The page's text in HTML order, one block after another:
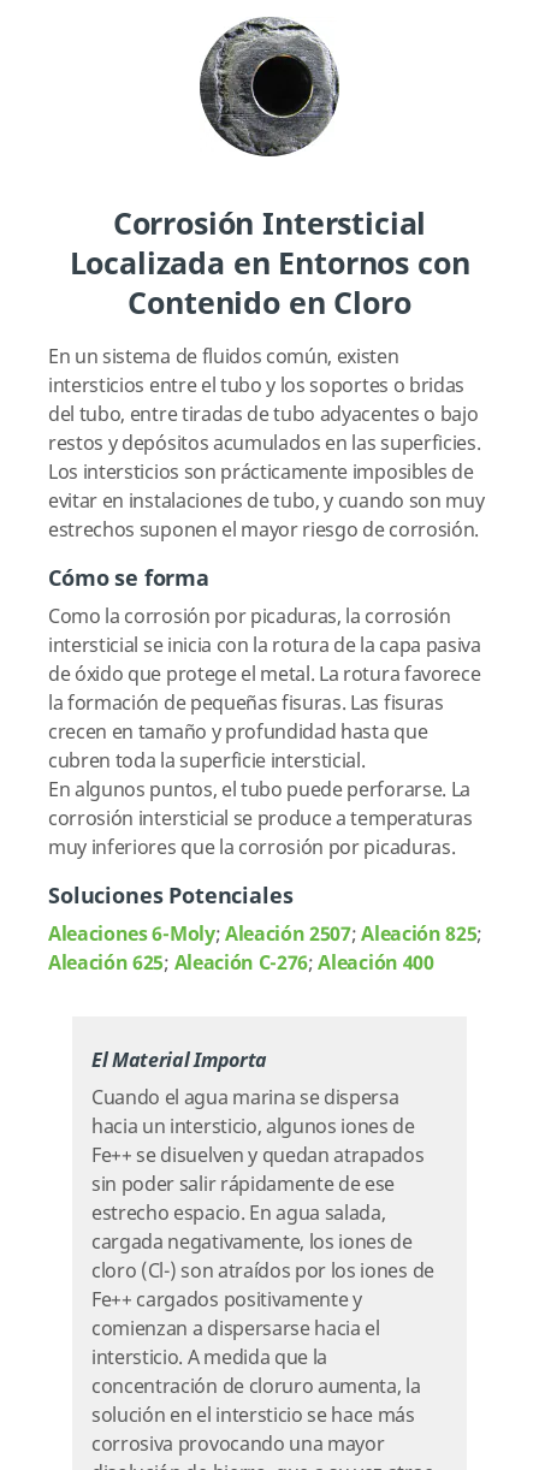
Corrosión Intersticial
Localizada en Entornos con
Contenido en Cloro
En un sistema de fluidos común, existen
intersticios entre el tubo y los soportes o bridas
del tubo, entre tiradas de tubo adyacentes o bajo
restos y depósitos acumulados en las superficies.
Los intersticios son prácticamente imposibles de
evitar en instalaciones de tubo, y cuando son muy
estrechos suponen el mayor riesgo de corrosión.
Cómo se forma
Como la corrosión por picaduras, la corrosión
intersticial se inicia con la rotura de la capa pasiva
de óxido que protege el metal. La rotura favorece
la formación de pequeñas fisuras. Las fisuras
crecen en tamaño y profundidad hasta que
cubren toda la superficie intersticial.
En algunos puntos, el tubo puede perforarse. La
corrosión intersticial se produce a temperaturas
muy inferiores que la corrosión por picaduras.
Soluciones Potenciales
Aleaciones 6-Moly;Aleación 2507;Aleación 825;
Aleación 625; Aleación C-276;Aleación 400
El Material Importa
Cuando el agua marina se dispersa
hacia un intersticio, algunos iones de
Fe++ se disuelven y quedan atrapados
sin poder salir rápidamente de ese
estrecho espacio. En agua salada,
cargada negativamente, los iones de
cloro (Cl-) son atraídos por los iones de
Fe++ cargados positivamente y
comienzan a dispersarse hacia el
intersticio. A medida que la
concentración de cloruro aumenta, la
solución en el intersticio se hace más
corrosiva provocando una mayor